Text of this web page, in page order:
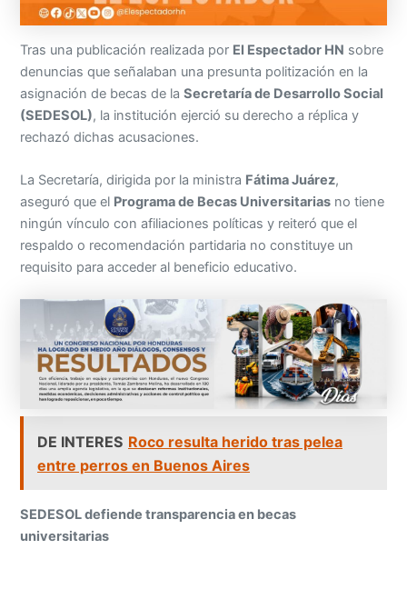
Tras una publicación realizada por El Espectador HN sobre
denuncias que señalaban una presunta politización en la
asignación de becas de laSecretaría de Desarrollo Social
(SEDESOL), la institución ejerció su derecho a réplica y
rechazó dichas acusaciones.
La Secretaría, dirigida por la ministra Fátima Juárez,
aseguró que el Programa de Becas Universitarias no tiene
ningún vínculo con afiliaciones políticas y reiteró que el
respaldo o recomendación partidaria no constituye un
requisito para acceder al beneficio educativo.
DE INTERES Roco resulta herido tras pelea
entre perros en Buenos Aires
SEDESOL defiende transparencia en becas
universitarias